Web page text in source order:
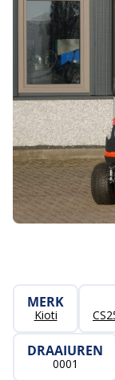
MERK
Kioti
DRAAIUREN
0001